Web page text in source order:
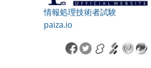
情報処理技術者試験
paiza.io